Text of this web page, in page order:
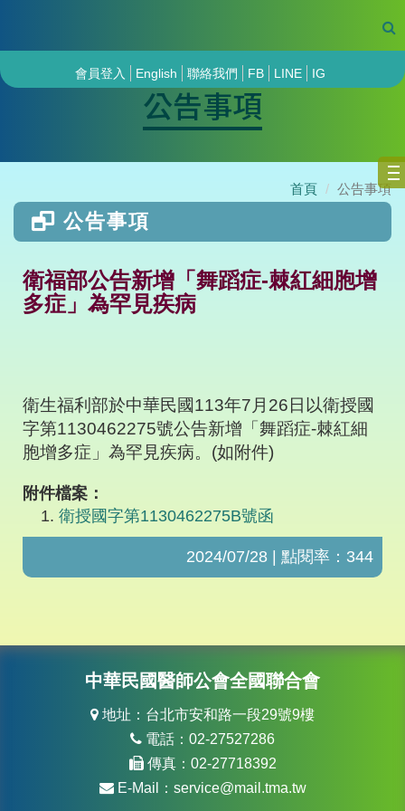
會員登入 English 聯絡我們 FB LINE IG
公告事項
首頁 公告事項
公告事項
衛福部公告新增「舞蹈症-棘紅細胞增
多症」為罕見疾病
衛生福利部於中華民國113年7 月 26 日以衛授國
字第1130462275號公告新增「舞蹈症-棘紅細
胞增多症」為罕見疾病。 (如附件)
附件檔案：
衛授國字第1130462275B號函
2024/07/28 | 點閱率：344
中華民國醫師公會全國聯合會
地址：台北市安和路一段29號9樓
電話：02-27527286
傳真：02-27718392
E-Mail： service@mail.tma.tw